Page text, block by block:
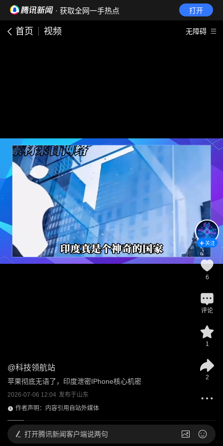
· 获取全网一手热点 打开
首页 视频 无障碍
@科技领航站
苹果彻底无语了，印度泄密IPhone核心机密
2026-07-06 12:04 发布于山东
作者声明：内容引用自站外媒体
关注
6
评论
1
2
打开腾讯新闻客户端说两句